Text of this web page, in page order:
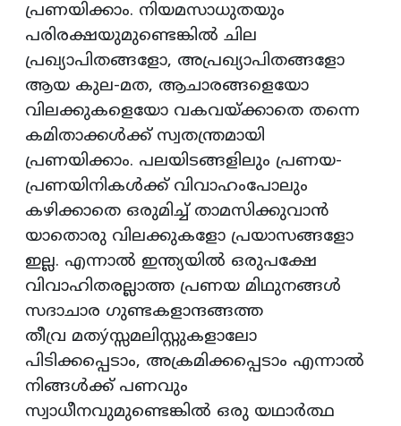
പ്രണയിക്കാം. നിയമസാധുതയും
പരിരക്ഷയുമുണ്ടെങ്കില്‍ ചില
പ്രഖ്യാപിതങ്ങളോ, അപ്രഖ്യാപിതങ്ങളോ
ആയ കുല-മത, ആചാരങ്ങളെയോ
വിലക്കുകളെയോ വകവയ്ക്കാതെ തന്നെ
കമിതാക്കള്‍ക്ക് സ്വതന്ത്രമായി
പ്രണയിക്കാം. പലയിടങ്ങളിലും പ്രണയ-
പ്രണയിനികള്‍ക്ക് വിവാഹംപോലും
കഴിക്കാതെ ഒരുമിച്ച് താമസിക്കുവാന്‍
യാതൊരു വിലക്കുകളോ പ്രയാസങ്ങളോ
ഇല്ല. എന്നാല്‍ ഇന്ത്യയില്‍ ഒരുപക്ഷേ
വിവാഹിതരല്ലാത്ത പ്രണയ മിഥുനങ്ങള്‍
സദാചാര ഗുണ്ടകളാന്ദങ്ങത്ത
തീവ്ര മതýസ്സമലിസ്റ്റുകളാലോ
പിടിക്കപ്പെടാം, അക്രമിക്കപ്പെടാം എന്നാല്‍
നിങ്ങള്‍ക്ക് പണവും
സ്വാധീനവുമുണ്ടെങ്കില്‍ ഒരു യഥാര്‍ത്ഥ